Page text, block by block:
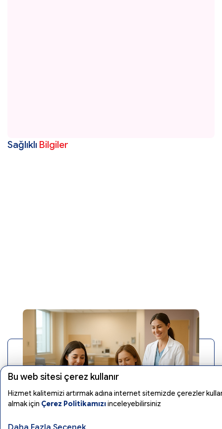
Sağlıklı Bilgiler
Bu web sitesi çerez kullanır
Hizmet kalitemizi artırmak adına internet sitemizde çerezler
almak için Çerez Politikamızıinceleyebilirsiniz